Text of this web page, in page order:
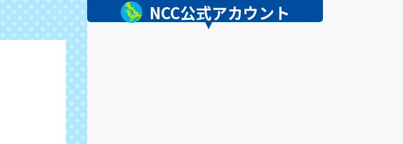
NCC公式アカウント